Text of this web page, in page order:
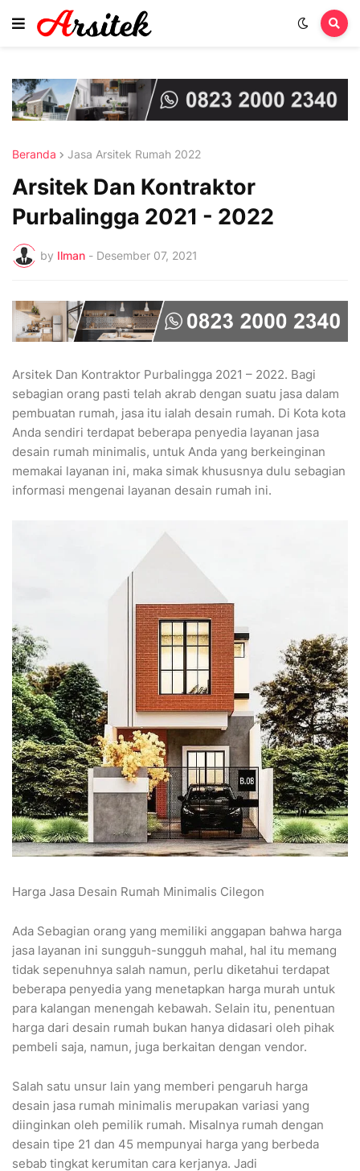
Beranda Jasa Arsitek Rumah 2022
Arsitek Dan Kontraktor
Purbalingga 2021 - 2022
by Ilman - Desember 07, 2021
Arsitek Dan Kontraktor Purbalingga 2021 – 2022. Bagi
sebagian orang pasti telah akrab dengan suatu jasa dalam
pembuatan rumah, jasa itu ialah desain rumah. Di Kota kota
Anda sendiri terdapat beberapa penyedia layanan jasa
desain rumah minimalis, untuk Anda yang berkeinginan
memakai layanan ini, maka simak khususnya dulu sebagian
informasi mengenai layanan desain rumah ini.
Harga Jasa Desain Rumah Minimalis Cilegon
Ada Sebagian orang yang memiliki anggapan bahwa harga
jasa layanan ini sungguh-sungguh mahal, hal itu memang
tidak sepenuhnya salah namun, perlu diketahui terdapat
beberapa penyedia yang menetapkan harga murah untuk
para kalangan menengah kebawah. Selain itu, penentuan
harga dari desain rumah bukan hanya didasari oleh pihak
pembeli saja, namun, juga berkaitan dengan vendor.
Salah satu unsur lain yang memberi pengaruh harga
desain jasa rumah minimalis merupakan variasi yang
diinginkan oleh pemilik rumah. Misalnya rumah dengan
desain tipe 21 dan 45 mempunyai harga yang berbeda
sebab tingkat kerumitan cara kerjanya. Jadi